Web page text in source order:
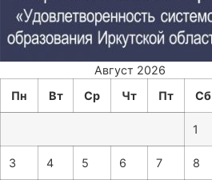
Август 2026
Пн
Вт Ср Чт Пт Сб
1
3 4 5 6 7 8